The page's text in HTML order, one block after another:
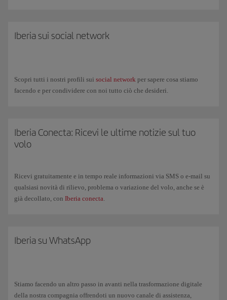
Iberia sui social network
Scopri tutti i nostri profili sui social network per sapere cosa stiamo
facendo e per condividere con noi tutto ciò che desideri.
Iberia Conecta: Ricevi le ultime notizie sul tuo
volo
Ricevi gratuitamente e in tempo reale informazioni via SMS o e-mail su
qualsiasi novità di rilievo, problema o variazione del volo, anche se è
già decollato, con Iberia conecta.
Iberia su WhatsApp
Stiamo facendo un altro passo in avanti nella trasformazione digitale
della nostra compagnia offrendoti un nuovo canale di assistenza,